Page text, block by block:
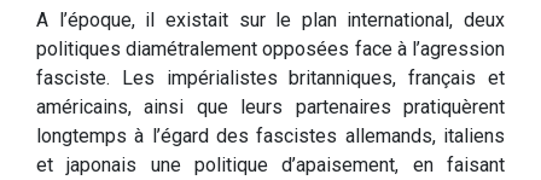
A l’époque, il existait sur le plan international, deux
politiques diamétralement opposées face à l’agression
fasciste. Les impérialistes britanniques, français et
américains, ainsi que leurs partenaires pratiquèrent
longtemps à l’égard des fascistes allemands, italiens
et japonais une politique d’apaisement, en faisant